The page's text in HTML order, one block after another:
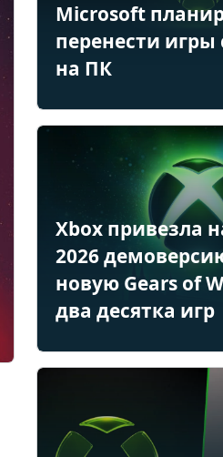
Microsoft
перенести игры
на ПК
Xbox привезла
2026
новую Gears of
два десятка игр